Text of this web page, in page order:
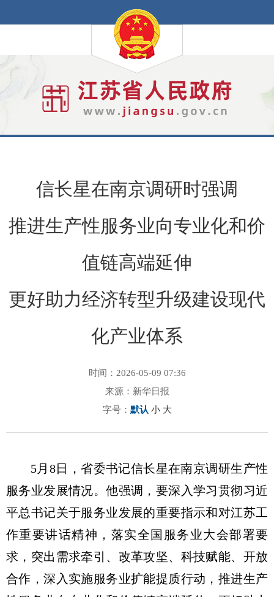
信长星在南京调研时强调
推进生产性服务业向专业化和价
值链高端延伸
更好助力经济转型升级建设现代
化产业体系
时间：2026-05-09 07:36
来源：新华日报
字号： 默认 小 大
5月8日，省委书记信长星在南京调研生产性
服务业发展情况。他强调，要深入学习贯彻习近
平总书记关于服务业发展的重要指示和对江苏工
作重要讲话精神，落实全国服务业大会部署要
求，突出需求牵引、改革攻坚、科技赋能、开放
合作，深入实施服务业扩能提质行动，推进生产